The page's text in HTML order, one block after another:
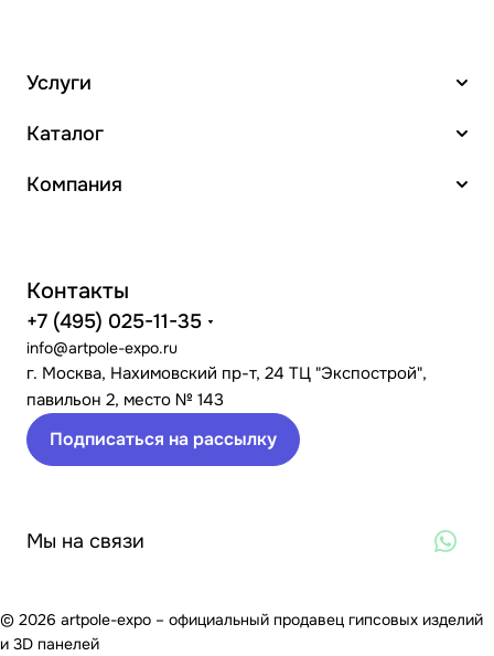
Услуги
Каталог
Компания
Контакты
+7 (495) 025-11-35
info@artpole-expo.ru
г. Москва, Нахимовский пр-т, 24 ТЦ "Экспострой",
павильон 2, место № 143
Подписаться на рассылку
Мы на связи
© 2026 artpole-expo – официальный продавец гипсовых изделий
и 3D панелей